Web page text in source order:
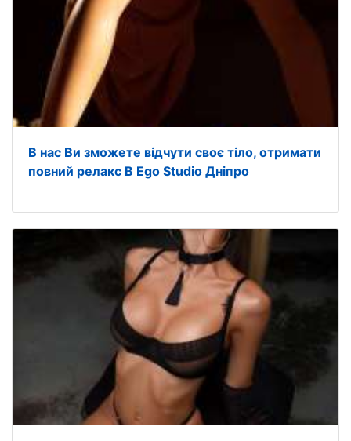
В нас Ви зможете відчути своє тіло, отримати
повний релакс В Ego Studio Дніпро